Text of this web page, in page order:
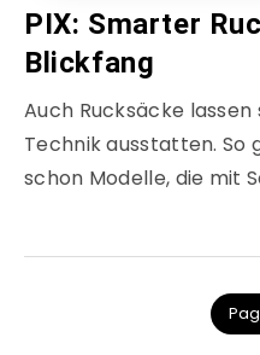
PIX: Smarter
Blickfang
Auch Rucksäcke
Technik ausstatten. So
schon Modelle, die mit